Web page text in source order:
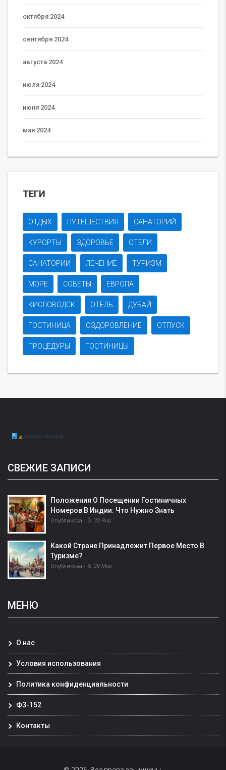
октября 2024
сентября 2024
августа 2024
июля 2024
июня 2024
мая 2024
ТЕГИ
ОТДЫХ ПУТЕШЕСТВИЯ САНАТОРИЙ
КУРОРТЫ ЗДОРОВЬЕ ОТЕЛИ
САНАТОРИИ ЛЕЧЕНИЕ ТУРИЗМ
МОРЕ СОВЕТЫ ЕВРОПА
КИСЛОВОДСК ОТЕЛЬ ДУБАЙ
ГОСТИНИЦА ОЗДОРОВЛЕНИЕ ОТПУСК
ПРОЦЕДУРЫ ГОСТИНИЦЫ
СВЕЖИЕ ЗАПИСИ
Положения О Посещении Гостиничных
Номеров В Индии: Что Нужно Знать
Опубликован В: 30 Янв
Какой Стране Принадлежит Первое Место В
Туризме?
Опубликован В: 29 Мар
МЕНЮ
О нас
Условия использования
Политика конфиденциальности
ФЗ-152
Контакты